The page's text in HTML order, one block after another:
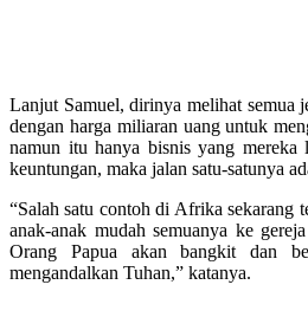
Lanjut Samuel, dirinya melihat semua
dengan harga miliaran uang untuk
namun itu hanya bisnis yang mereka
keuntungan, maka jalan satu-satunya
“Salah satu contoh di Afrika sekarang
anak-anak mudah semuanya ke
Orang Papua akan bangkit dan
mengandalkan Tuhan,” katanya.